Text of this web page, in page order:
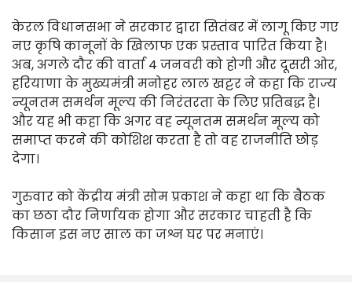
केरल विधानसभा ने सरकार द्वारा सितंबर में लागू किए गए
नए कृषि कानूनों के खिलाफ एक प्रस्ताव पारित किया है।
अब, अगले दौर की वार्ता 4 जनवरी को होगी और दूसरी ओर,
हरियाणा के मुख्यमंत्री मनोहर लाल खट्टर ने कहा कि राज्य
न्यूनतम समर्थन मूल्य की निरंतरता के लिए प्रतिबद्ध है।
और यह भी कहा कि अगर वह न्यूनतम समर्थन मूल्य को
समाप्त करने की कोशिश करता है तो वह राजनीति छोड़
देगा।
गुरुवार को केंद्रीय मंत्री सोम प्रकाश ने कहा था कि बैठक
का छठा दौर निर्णायक होगा और सरकार चाहती है कि
किसान इस नए साल का जश्न घर पर मनाएं।